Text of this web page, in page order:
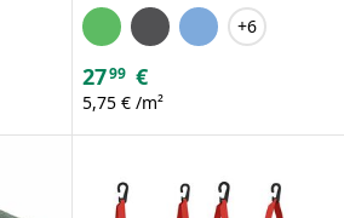
+6
2799 €
5,75 € /m²